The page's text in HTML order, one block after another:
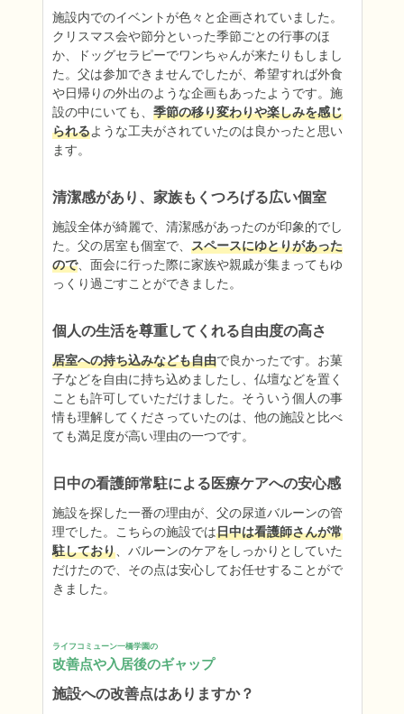
施設内でのイベントが色々と企画されていました。
クリスマス会や節分といった季節ごとの行事のほ
か、ドッグセラピーでワンちゃんが来たりもしまし
た。父は参加できませんでしたが、希望すれば外食
や日帰りの外出のような企画もあったようです。施
設の中にいても、 季節の移り変わりや楽しみを感じ
られるような工夫がされていたのは良かったと思い
ます。
清潔感があり、家族もくつろげる広い個室
施設全体が綺麗で、清潔感があったのが印象的でし
た。父の居室も個室で、 スペースにゆとりがあった
ので、面会に行った際に家族や親戚が集まってもゆ
っくり過ごすことができました。
個人の生活を尊重してくれる自由度の高さ
居室への持ち込みなども自由で良かったです。お菓
子などを自由に持ち込めましたし、仏壇などを置く
ことも許可していただけました。そういう個人の事
情も理解してくださっていたのは、他の施設と比べ
ても満足度が高い理由の一つです。
日中の看護師常駐による医療ケアへの安心感
施設を探した一番の理由が、父の尿道バルーンの管
理でした。こちらの施設では日中は看護師さんが常
駐しており、バルーンのケアをしっかりとしていた
だけたので、その点は安心してお任せすることがで
きました。
ライフコミューン一橋学園の
改善点や入居後のギャップ
施設への改善点はありますか？